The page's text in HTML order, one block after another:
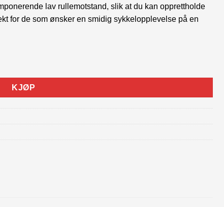
lav rullemotstand, slik at du kan opprettholde
for de som ønsker en smidig sykkelopplevelse på en
KJØP